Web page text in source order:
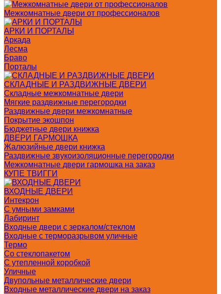
Межкомнатные двери от профессионалов
АРКИ И ПОРТАЛЫ
Аркада
Лесма
Браво
Порталы
СКЛАДНЫЕ И РАЗДВИЖНЫЕ ДВЕРИ
Складные межкомнатные двери
Мягкие раздвижные перегородки
Раздвижные двери межкомнатные
Покрытие экошпон
Бюджетные двери книжка
ДВЕРИ ГАРМОШКА
Жалюзийные двери книжка
Раздвижные звукоизоляционные перегородки
Межкомнатные двери гармошка на заказ
КУПЕ ТВИГГИ
ВХОДНЫЕ ДВЕРИ
Интекрон
С умными замками
Лабиринт
Входные двери с зеркалом/стеклом
Входные с терморазрывом уличные
Термо
Со стеклопакетом
С утепленной коробкой
Уличные
Двупольные металлические двери
Входные металлические двери на заказ